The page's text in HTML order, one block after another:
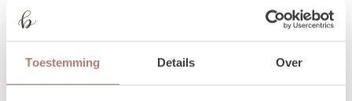
Toestemming Details Over
kun je natuurlijk ook jullie initialen neerzetten, maar
komt hier mooi uit.
met deze houten lichtletters door een woord
als'CHEERS'of'LOVE'neer te zetten.